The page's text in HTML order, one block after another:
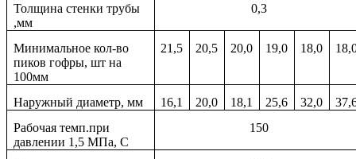
Толщина стенки трубы
,мм
0,3
Минимальное кол-во
пиков гофры, шт на
100мм
21,5 20,5 20,0 19,0 18,0
Наружный диаметр, мм 16,1 20,0 18,1 25,6 32,0
Рабочая темп.при
давлении 1,5 МПа, С
150